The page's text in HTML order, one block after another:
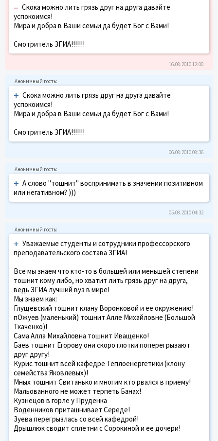
– Скока можно лить грязь друг на друга давайте
успокоимся!
Мира и добра в Ваши семьи да будет Бог с Вами!
Смотритель ЗГИА!!!!!!!
16.08.2010 12:00
+ Скока можно лить грязь друг на друга давайте
успокоимся!
Мира и добра в Ваши семьи да будет Бог с Вами!
Смотритель ЗГИА!!!!!!!
06.08.2010 08:36
+ А слово "тошнит" воспринимать в значении позитивном
или негативном? )))
05.08.2010 04:32
+ Уважаемые студенты и сотрудники профессорского
преподавательского состава ЗГИА!
Все мы знаем что кто-то в большей или меньшей степени
тошнит кому либо, но хватит лить грязь друг на друга,
ведь ЗГИА лучший вуз в мире!
Мы знаем как:
Глущевский тошнит клану Воронковой и ее окружению!
пОжуев (маленький) тошнит Алле Михайловне (Большой
Ткаченко)!
Сама Алла Михайловна тошнит Иващенко!
Баев тошнит Егорову они скоро глотки поперегрызают
друг другу!
Курис тошнит всей кафедре Теплоенергетики (клону
семейства Яковлевых)!
Мных тошнит Свитанько и многим кто рвался в приему!
Мальованного не может терпеть Банах!
Кузнецов в горле у Пруденка
Воденников приташнивает Середе!
Зуева перегрызлась со всей кафедрой!
Дрышлюк сводит сплетни с Сорокиной и ее дочери!